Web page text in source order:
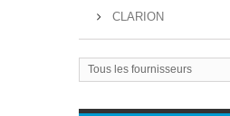
CLARION
Tous les fournisseurs